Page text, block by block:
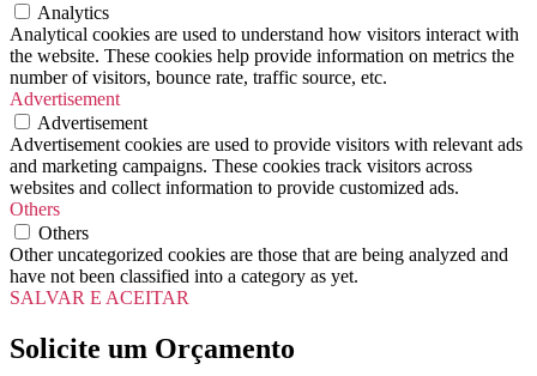
Analytics
Analytical cookies are used to understand how visitors interact with
the website. These cookies help provide information on metrics the
number of visitors, bounce rate, traffic source, etc.
Advertisement
Advertisement
Advertisement cookies are used to provide visitors with relevant ads
and marketing campaigns. These cookies track visitors across
websites and collect information to provide customized ads.
Others
Others
Other uncategorized cookies are those that are being analyzed and
have not been classified into a category as yet.
SALVAR E ACEITAR
Solicite um Orçamento